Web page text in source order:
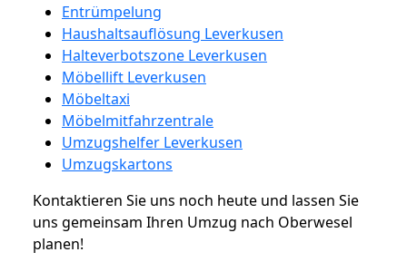
Entrümpelung
Haushaltsauflösung Leverkusen
Halteverbotszone Leverkusen
Möbellift Leverkusen
Möbeltaxi
Möbelmitfahrzentrale
Umzugshelfer Leverkusen
Umzugskartons
Kontaktieren Sie uns noch heute und lassen Sie
uns gemeinsam Ihren Umzug nach Oberwesel
planen!